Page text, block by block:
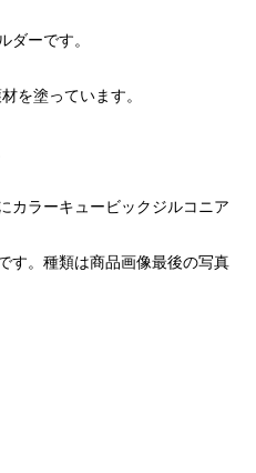
ダーです。
を塗っています。
カラーキュービックジルコニア
す。種類は商品画像最後の写真